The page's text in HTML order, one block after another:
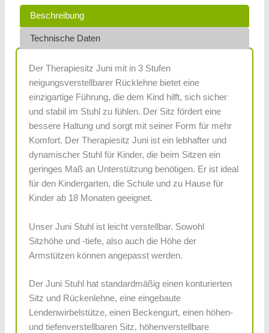
Beschreibung
Technische Daten
Der Therapiesitz Juni mit in 3 Stufen
neigungsverstellbarer Rücklehne bietet eine
einzigartige Führung, die dem Kind hilft, sich sicher
und stabil im Stuhl zu fühlen. Der Sitz fördert eine
bessere Haltung und sorgt mit seiner Form für mehr
Komfort. Der Therapiesitz Juni ist ein lebhafter und
dynamischer Stuhl für Kinder, die beim Sitzen ein
geringes Maß an Unterstützung benötigen. Er ist ideal
für den Kindergarten, die Schule und zu Hause für
Kinder ab 18 Monaten geeignet.
Unser Juni Stuhl ist leicht verstellbar. Sowohl
Sitzhöhe und -tiefe, also auch die Höhe der
Armstützen können angepasst werden.
Der Juni Stuhl hat standardmäßig einen konturierten
Sitz und Rückenlehne, eine eingebaute
Lendenwirbelstütze, einen Beckengurt, einen höhen-
und tiefenverstellbaren Sitz, höhenverstellbare